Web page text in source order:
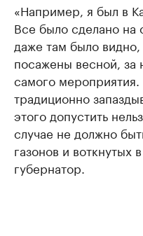
«Например, я был в
Все было сделано
даже там было
посажены весной, за
самого
традиционно
этого допустить
случае не должно
газонов и воткнутых
губернатор.